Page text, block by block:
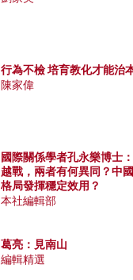
行為不檢 培育教化才能治
陳家偉
國際關係學者孔永樂博士
越戰，兩者有何異同？中
格局發揮穩定效用？
本社編輯部
葛亮：見南山
編輯精選